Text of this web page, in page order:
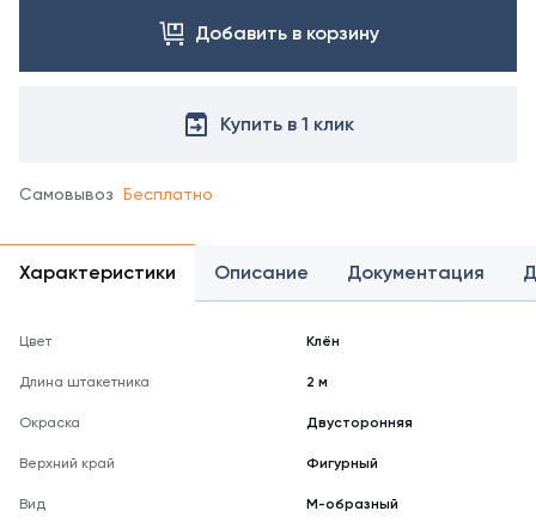
Добавить в корзину
Купить в 1 клик
Самовывоз Бесплатно
Характеристики Описание Документация
Цвет Клён
Длина штакетника 2 м
Окраска Двусторонняя
Верхний край Фигурный
Вид М-образный